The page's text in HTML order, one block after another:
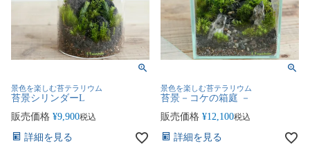
景色を楽しむ苔テラリウム
苔景シリンダーL
販売価格 ¥9,900税込
詳細を見る
景色を楽しむ苔テラリウム
苔景－コケの箱庭 －
販売価格 ¥12,100税込
詳細を見る